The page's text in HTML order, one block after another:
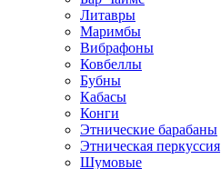
Литавры
Маримбы
Вибрафоны
Ковбеллы
Бубны
Кабасы
Конги
Этнические барабаны
Этническая перкуссия
Шумовые